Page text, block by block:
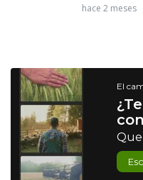
hace 2 meses
El